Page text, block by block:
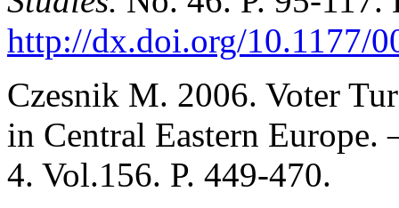
http://dx.doi.org/10.1177/
Czesnik M. 2006. Voter
in Central Eastern Europe.
4. Vol.156. P. 449‑470.